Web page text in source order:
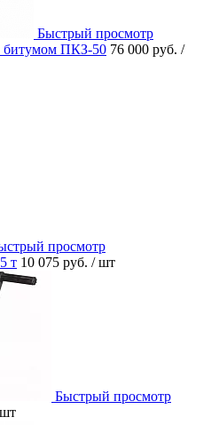
Быстрый просмотр
битумом ПКЗ-50 76 000 руб. /
просмотр
т 10 075 руб. / шт
Быстрый просмотр